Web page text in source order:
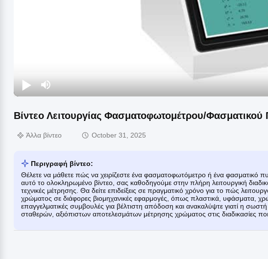
Βίντεο Λειτουργίας Φασματοφωτομέτρου/
Άλλα βίντεο October 31, 2025
Περιγραφή βίντεο:
Θέλετε να μάθετε πώς να χειρίζεστε ένα φασματοφωτόμετρο ή ένα φασματικό
αυτό το ολοκληρωμένο βίντεο, σας καθοδηγούμε στην πλήρη λειτουργική
τεχνικές μέτρησης. Θα δείτε επιδείξεις σε πραγματικό χρόνο για το πώς
χρώματος σε διάφορες βιομηχανικές εφαρμογές, όπως πλαστικά, υφάσματα,
επαγγελματικές συμβουλές για βέλτιστη απόδοση και ανακαλύψτε γιατί η σωστή
σταθερών, αξιόπιστων αποτελεσμάτων μέτρησης χρώματος στις διαδικασίες